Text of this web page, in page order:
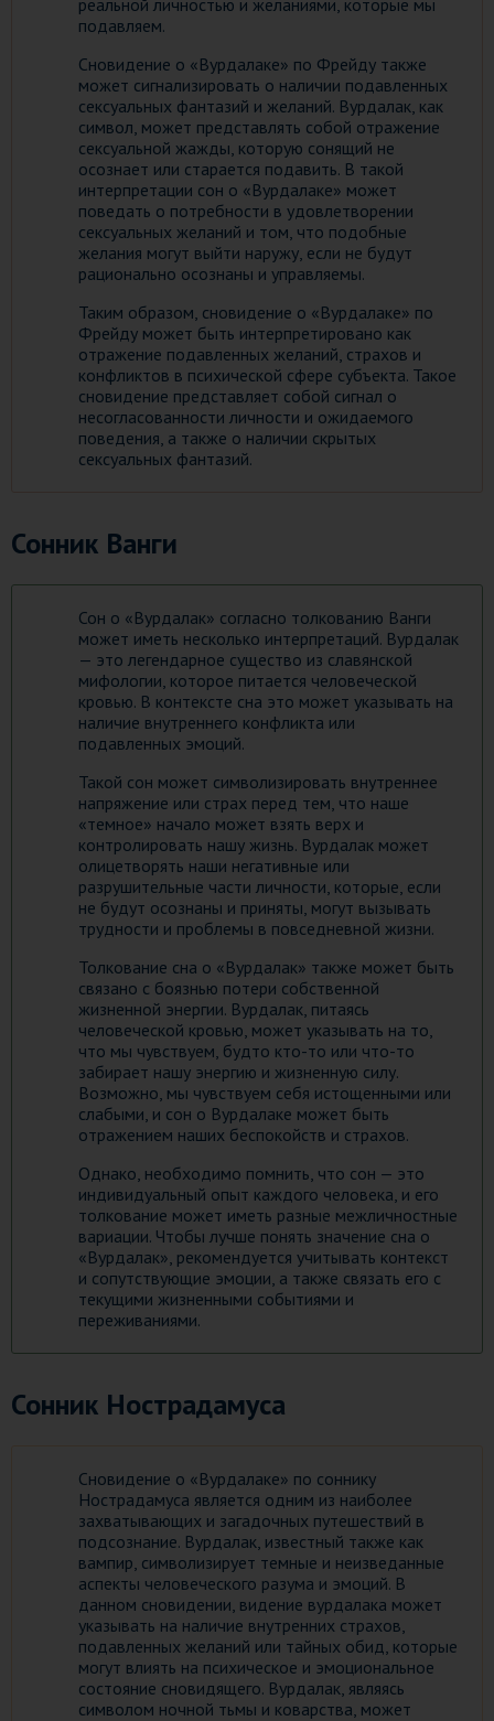
реальной личностью и желаниями, которые мы
подавляем.
Сновидение о «Вурдалаке» по Фрейду также
может сигнализировать о наличии подавленных
сексуальных фантазий и желаний. Вурдалак, как
символ, может представлять собой отражение
сексуальной жажды, которую сонящий не
осознает или старается подавить. В такой
интерпретации сон о «Вурдалаке» может
поведать о потребности в удовлетворении
сексуальных желаний и том, что подобные
желания могут выйти наружу, если не будут
рационально осознаны и управляемы.
Таким образом, сновидение о «Вурдалаке» по
Фрейду может быть интерпретировано как
отражение подавленных желаний, страхов и
конфликтов в психической сфере субъекта. Такое
сновидение представляет собой сигнал о
несогласованности личности и ожидаемого
поведения, а также о наличии скрытых
сексуальных фантазий.
Сонник Ванги
Сон о «Вурдалак» согласно толкованию Ванги
может иметь несколько интерпретаций. Вурдалак
— это легендарное существо из славянской
мифологии, которое питается человеческой
кровью. В контексте сна это может указывать на
наличие внутреннего конфликта или
подавленных эмоций.
Такой сон может символизировать внутреннее
напряжение или страх перед тем, что наше
«темное» начало может взять верх и
контролировать нашу жизнь. Вурдалак может
олицетворять наши негативные или
разрушительные части личности, которые, если
не будут осознаны и приняты, могут вызывать
трудности и проблемы в повседневной жизни.
Толкование сна о «Вурдалак» также может быть
связано с боязнью потери собственной
жизненной энергии. Вурдалак, питаясь
человеческой кровью, может указывать на то,
что мы чувствуем, будто кто-то или что-то
забирает нашу энергию и жизненную силу.
Возможно, мы чувствуем себя истощенными или
слабыми, и сон о Вурдалаке может быть
отражением наших беспокойств и страхов.
Однако, необходимо помнить, что сон — это
индивидуальный опыт каждого человека, и его
толкование может иметь разные межличностные
вариации. Чтобы лучше понять значение сна о
«Вурдалак», рекомендуется учитывать контекст
и сопутствующие эмоции, а также связать его с
текущими жизненными событиями и
переживаниями.
Сонник Нострадамуса
Сновидение о «Вурдалаке» по соннику
Нострадамуса является одним из наиболее
захватывающих и загадочных путешествий в
подсознание. Вурдалак, известный также как
вампир, символизирует темные и неизведанные
аспекты человеческого разума и эмоций. В
данном сновидении, видение вурдалака может
указывать на наличие внутренних страхов,
подавленных желаний или тайных обид, которые
могут влиять на психическое и эмоциональное
состояние сновидящего. Вурдалак, являясь
символом ночной тьмы и коварства, может